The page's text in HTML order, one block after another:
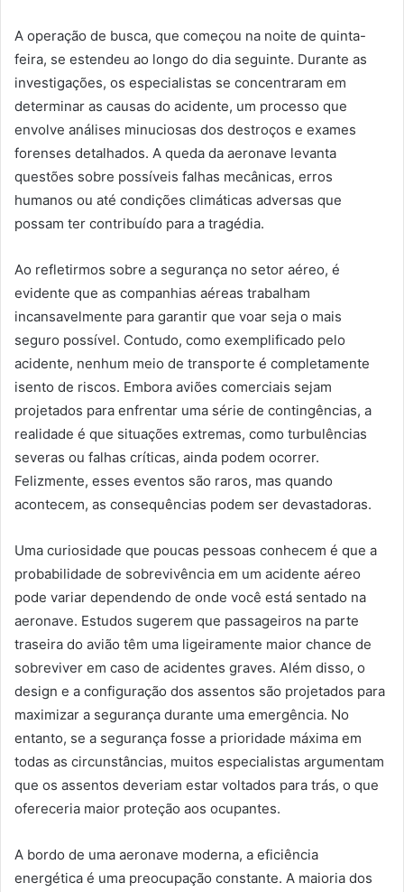
A operação de busca, que começou na noite de quinta-
feira, se estendeu ao longo do dia seguinte. Durante as
investigações, os especialistas se concentraram em
determinar as causas do acidente, um processo que
envolve análises minuciosas dos destroços e exames
forenses detalhados. A queda da aeronave levanta
questões sobre possíveis falhas mecânicas, erros
humanos ou até condições climáticas adversas que
possam ter contribuído para a tragédia.
Ao refletirmos sobre a segurança no setor aéreo, é
evidente que as companhias aéreas trabalham
incansavelmente para garantir que voar seja o mais
seguro possível. Contudo, como exemplificado pelo
acidente, nenhum meio de transporte é completamente
isento de riscos. Embora aviões comerciais sejam
projetados para enfrentar uma série de contingências, a
realidade é que situações extremas, como turbulências
severas ou falhas críticas, ainda podem ocorrer.
Felizmente, esses eventos são raros, mas quando
acontecem, as consequências podem ser devastadoras.
Uma curiosidade que poucas pessoas conhecem é que a
probabilidade de sobrevivência em um acidente aéreo
pode variar dependendo de onde você está sentado na
aeronave. Estudos sugerem que passageiros na parte
traseira do avião têm uma ligeiramente maior chance de
sobreviver em caso de acidentes graves. Além disso, o
design e a configuração dos assentos são projetados para
maximizar a segurança durante uma emergência. No
entanto, se a segurança fosse a prioridade máxima em
todas as circunstâncias, muitos especialistas argumentam
que os assentos deveriam estar voltados para trás, o que
ofereceria maior proteção aos ocupantes.
A bordo de uma aeronave moderna, a eficiência
energética é uma preocupação constante. A maioria dos